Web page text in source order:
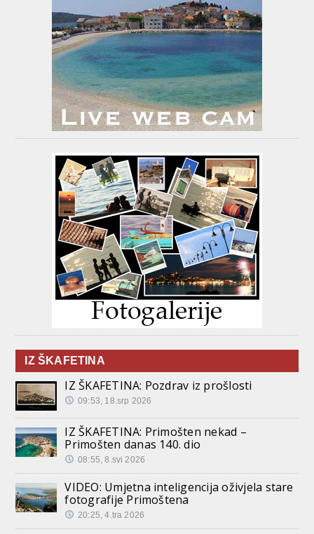
IZ ŠKAFETINA
IZ ŠKAFETINA: Pozdrav iz prošlosti
09:53, 18.srp 2026
IZ ŠKAFETINA: Primošten nekad –
Primošten danas 140. dio
08:55, 8.svi 2026
VIDEO: Umjetna inteligencija oživjela stare
fotografije Primoštena
20:25, 4.tra 2026